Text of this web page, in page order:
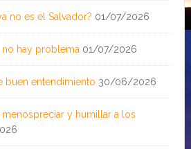
no es el Salvador? 01/07/2026
hay problema 01/07/2026
buen entendimiento 30/06/2026
y humillar a los